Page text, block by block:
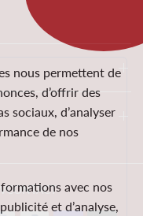
CONTACT
nous permettent de
d’offrir des
sociaux, d’analyser
de nos
avec nos
et d’analyse,